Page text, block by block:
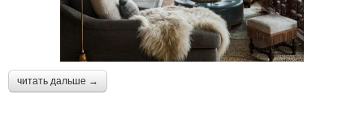
читать дальше →